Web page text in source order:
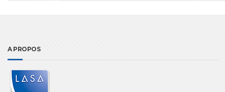
A PROPOS